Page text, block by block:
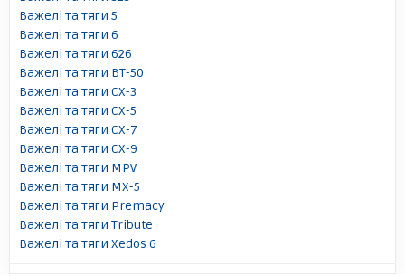
Важелі та тяги 5
Важелі та тяги 6
Важелі та тяги 626
Важелі та тяги BT-50
Важелі та тяги CX-3
Важелі та тяги CX-5
Важелі та тяги CX-7
Важелі та тяги CX-9
Важелі та тяги MPV
Важелі та тяги MX-5
Важелі та тяги Premacy
Важелі та тяги Tribute
Важелі та тяги Xedos 6